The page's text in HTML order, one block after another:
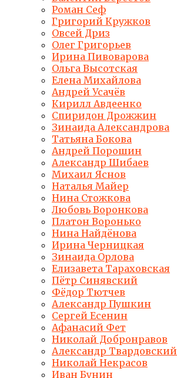
Роман Сеф
Григорий Кружков
Овсей Дриз
Олег Григорьев
Ирина Пивоварова
Ольга Высотская
Елена Михайлова
Андрей Усачёв
Кирилл Авдеенко
Спиридон Дрожжин
Зинаида Александрова
Татьяна Бокова
Андрей Порошин
Александр Шибаев
Михаил Яснов
Наталья Майер
Нина Стожкова
Любовь Воронкова
Платон Воронько
Нина Найдёнова
Ирина Черницкая
Зинаида Орлова
Елизавета Тараховская
Пётр Синявский
Фёдор Тютчев
Александр Пушкин
Сергей Есенин
Афанасий Фет
Николай Добронравов
Александр Твардовский
Николай Некрасов
Иван Бунин